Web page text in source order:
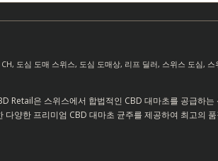
, 도심 도매 스위스, 도심 도매상, 리프 딜러, 스위스 도심, 스
Retail은 스위스에서 합법적인 CBD 대마초를 공급하
양한 프리미엄 CBD 대마초 균주를 제공하여 최고의